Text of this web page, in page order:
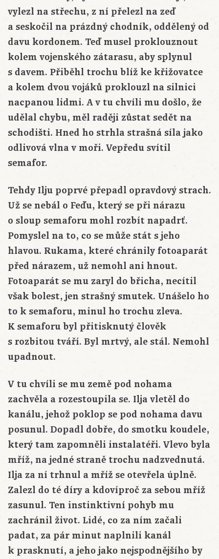
vylezl na střechu, z ní přelezl na zeď
a seskočil na prázdný chodník, oddělený od
davu kordonem. Teď musel proklouznout
kolem vojenského zátarasu, aby splynul
s davem. Přiběhl trochu blíž ke křižovatce
a kolem dvou vojáků proklouzl na silnici
nacpanou lidmi. A v tu chvíli mu došlo, že
udělal chybu, měl raději zůstat sedět na
schodišti. Hned ho strhla strašná síla jako
odlivová vlna v moři. Vepředu svítil
semafor.
Tehdy Ilju poprvé přepadl opravdový strach.
Už se nebál o Feďu, který se při nárazu
o sloup semaforu mohl rozbít napadrť.
Pomyslel na to, co se může stát s jeho
hlavou. Rukama, které chránily fotoaparát
před nárazem, už nemohl ani hnout.
Fotoaparát se mu zaryl do břicha, necítil
však bolest, jen strašný smutek. Unášelo ho
to k semaforu, minul ho trochu zleva.
K semaforu byl přitisknutý člověk
s rozbitou tváří. Byl mrtvý, ale stál. Nemohl
upadnout.
V tu chvíli se mu země pod nohama
zachvěla a rozestoupila se. Ilja vletěl do
kanálu, jehož poklop se pod nohama davu
posunul. Dopadl dobře, do smotku koudele,
který tam zapomněli instalatéři. Vlevo byla
mříž, na jedné straně trochu nadzvednutá.
Ilja za ní trhnul a mříž se otevřela úplně.
Zalezl do té díry a kdovíproč za sebou mříž
zasunul. Ten instinktivní pohyb mu
zachránil život. Lidé, co za ním začali
padat, za pár minut naplnili kanál
k prasknutí, a jeho jako nejspodnějšího by